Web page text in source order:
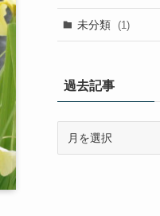
未分類 (1)
過去記事